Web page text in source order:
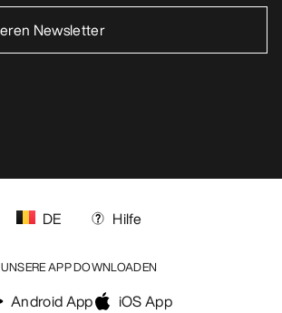
DE Hilfe
UNSERE APP DOWNLOADEN
Android App iOS App